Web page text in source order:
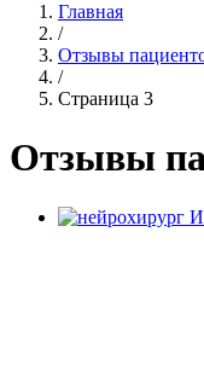
Главная
/
Отзывы
/
Страница 3
Отзывы